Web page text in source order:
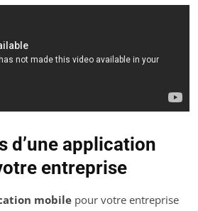
d’une application
entreprise
mobile pour votre entreprise